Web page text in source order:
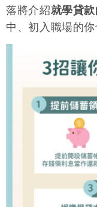
落將介紹就學貸
中、初入職場的你